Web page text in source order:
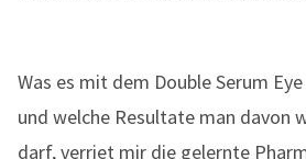
Was es mit dem Double Serum
und welche Resultate man davon
darf, verriet mir die gelernte